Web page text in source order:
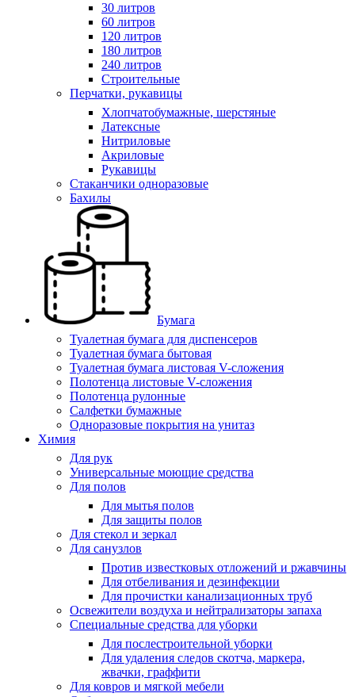
30 литров
60 литров
120 литров
180 литров
240 литров
Строительные
Перчатки, рукавицы
Хлопчатобумажные, шерстяные
Латексные
Нитриловые
Акриловые
Рукавицы
Стаканчики одноразовые
Бахилы
Бумага
Туалетная бумага для диспенсеров
Туалетная бумага бытовая
Туалетная бумага листовая V-сложения
Полотенца листовые V-сложения
Полотенца рулонные
Салфетки бумажные
Одноразовые покрытия на унитаз
Химия
Для рук
Универсальные моющие средства
Для полов
Для мытья полов
Для защиты полов
Для стекол и зеркал
Для санузлов
Против известковых отложений и ржавчины
Для отбеливания и дезинфекции
Для прочистки канализационных труб
Освежители воздуха и нейтрализаторы запаха
Специальные средства для уборки
Для послестроительной уборки
Для удаления следов скотча, маркера,
жвачки, граффити
Для ковров и мягкой мебели